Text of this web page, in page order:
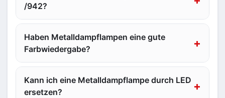
/942?
Haben Metalldampflampen eine gute
Farbwiedergabe?
Kann ich eine Metalldampflampe durch LED
ersetzen?